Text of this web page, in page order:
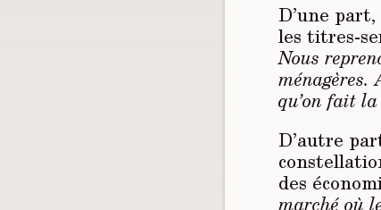
D’une
les titres-
Nous
ménagères.
qu’on fait
D’autre
des
marché où